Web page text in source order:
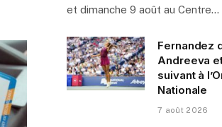
et dimanche 9 août au Centre…
Fernandez
Andreeva
suivant à
Nationale
7 août 2026